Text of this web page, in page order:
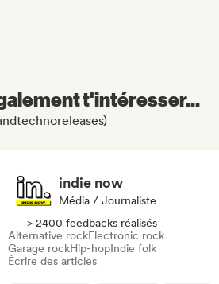
t'intéresser...
indie now
Média / Journaliste
> 2400 feedbacks réalisés
Alternative rockElectronic rock
Garage rockHip-hopIndie folk
Écrire des articles